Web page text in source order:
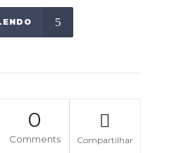
0
Comments Compartilhar